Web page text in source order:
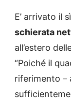
E’ arrivato il
schierata
all’estero
“Poiché il
riferimento –